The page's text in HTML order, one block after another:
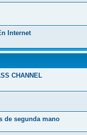
Internet
CHANNEL
de segunda mano